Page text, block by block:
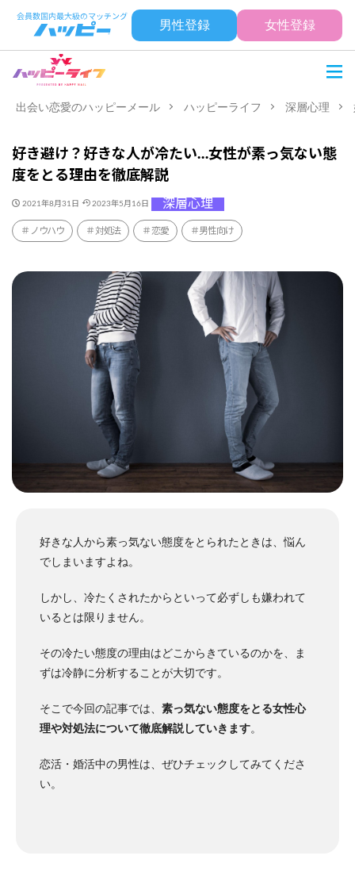
男性登録 女性登録
出会い恋愛のハッピーメール ハッピーライフ 深層心理
好き避け？好きな人が冷たい…女性が素っ気ない態
度をとる理由を徹底解説
2021年8月31日 2023年5月16日 深層心理
ノウハウ 対処法 恋愛 男性向け
好きな人から素っ気ない態度をとられたときは、悩ん
でしまいますよね。
しかし、冷たくされたからといって必ずしも嫌われて
いるとは限りません。
その冷たい態度の理由はどこからきているのかを、ま
ずは冷静に分析することが大切です。
そこで今回の記事では、 素っ気ない態度をとる女性心
理や対処法について徹底解説していきます。
恋活・婚活中の男性は、ぜひチェックしてみてくださ
い。